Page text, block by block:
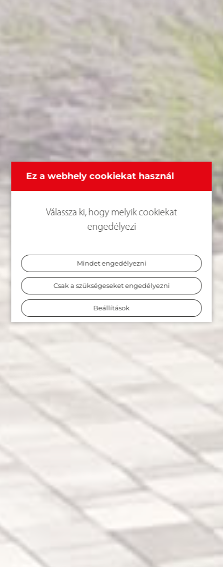
Ez a webhely cookiekat használ
Válassza ki, hogy melyik cookiekat
engedélyezi
Mindet engedélyezni
Csak a szükségeseket engedélyezni
Beállítások